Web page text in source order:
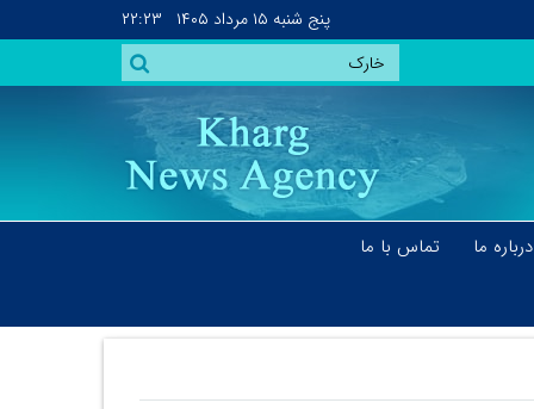
پنج شنبه ۱۵ مرداد ۱۴۰۵ ۲۲:۲۳
درباره ما تماس با ما